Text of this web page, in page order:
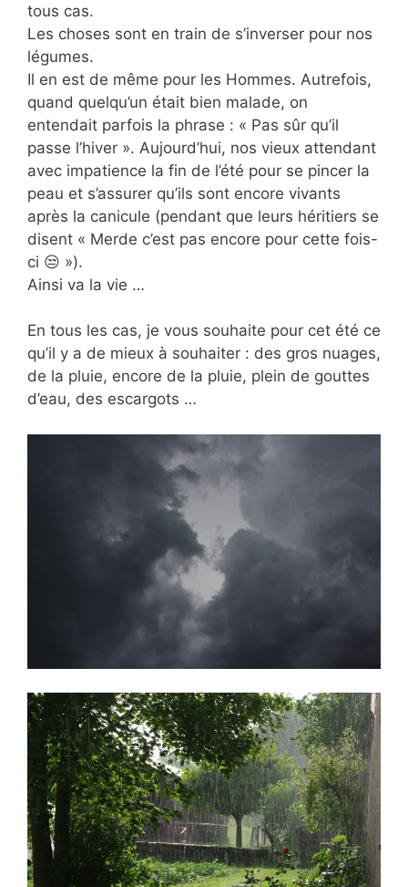
tous cas.
Les choses sont en train de s’inverser pour nos
légumes.
Il en est de même pour les Hommes. Autrefois,
quand quelqu’un était bien malade, on
entendait parfois la phrase : « Pas sûr qu’il
passe l’hiver ». Aujourd’hui, nos vieux attendant
avec impatience la fin de l’été pour se pincer la
peau et s’assurer qu’ils sont encore vivants
après la canicule (pendant que leurs héritiers se
disent « Merde c’est pas encore pour cette fois-
ci 😒 »).
Ainsi va la vie …
En tous les cas, je vous souhaite pour cet été ce
qu’il y a de mieux à souhaiter : des gros nuages,
de la pluie, encore de la pluie, plein de gouttes
d’eau, des escargots …